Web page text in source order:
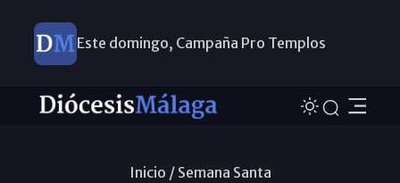
Este domingo, Campaña Pro Templos
Inicio / Semana Santa